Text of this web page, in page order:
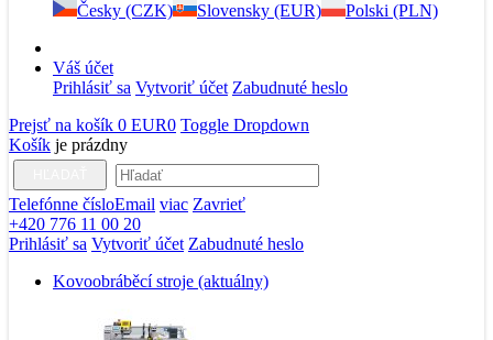
Česky (CZK)
Slovensky (EUR) Polski (PLN)
Váš účet
Prihlásiť sa Vytvoriť účet Zabudnuté heslo
Prejsť na košík 0 EUR0 Toggle Dropdown
Košík je prázdny
Telefónne čísloEmail viac Zavrieť
+420 776 11 00 20
Prihlásiť sa Vytvoriť účet Zabudnuté heslo
Kovoobráběcí stroje (aktuálny)